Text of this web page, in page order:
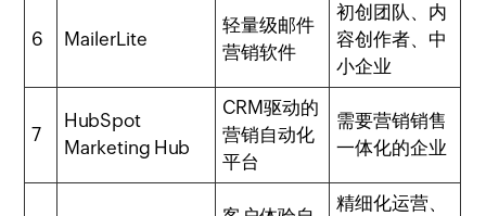
6 MailerLite
轻量级邮件
营销软件
初创团队、内
容创作者、中
小企业
7
HubSpot
Marketing Hub
CRM驱动的
营销自动化
平台
需要营销销售
一体化的企业
精细化运营、